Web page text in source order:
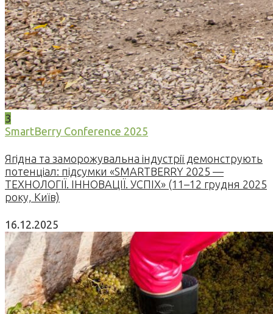
3
SmartBerry Conference 2025
Ягідна та заморожувальна індустрії демонструють
потенціал: підсумки «SMARTBERRY 2025 —
ТЕХНОЛОГІЇ. ІННОВАЦІЇ. УСПІХ» (11–12 грудня 2025
року, Київ)
16.12.2025